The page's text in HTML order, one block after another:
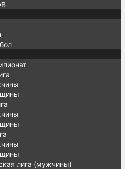
лига (мужчины)